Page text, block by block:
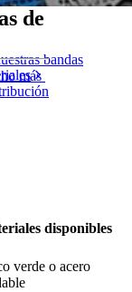
bandas
más
de
disponibles
verde o acero